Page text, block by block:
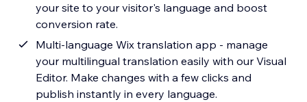
your site to your visitor's language and boost
conversion rate.
Multi-language Wix translation app - manage
your multilingual translation easily with our Visual
Editor. Make changes with a few clicks and
publish instantly in every language.